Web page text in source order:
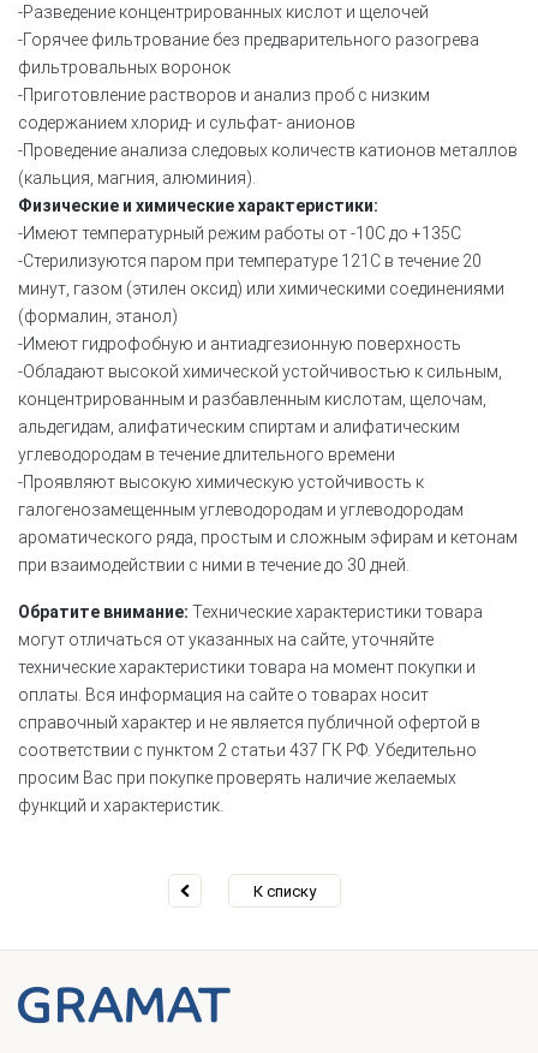
-Разведение концентрированных кислот и щелочей
-Горячее фильтрование без предварительного разогрева
фильтровальных воронок
-Приготовление растворов и анализ проб с низким
содержанием хлорид- и сульфат- анионов
-Проведение анализа следовых количеств катионов металлов
(кальция, магния, алюминия).
Физические и химические характеристики:
-Имеют температурный режим работы от -10С до +135С
-Стерилизуются паром при температуре 121С в течение 20
минут, газом (этилен оксид) или химическими соединениями
(формалин, этанол)
-Имеют гидрофобную и антиадгезионную поверхность
-Обладают высокой химической устойчивостью к сильным,
концентрированным и разбавленным кислотам, щелочам,
альдегидам, алифатическим спиртам и алифатическим
углеводородам в течение длительного времени
-Проявляют высокую химическую устойчивость к
галогенозамещенным углеводородам и углеводородам
ароматического ряда, простым и сложным эфирам и кетонам
при взаимодействии с ними в течение до 30 дней.
Обратите внимание: Технические характеристики товара
могут отличаться от указанных на сайте, уточняйте
технические характеристики товара на момент покупки и
оплаты. Вся информация на сайте о товарах носит
справочный характер и не является публичной офертой в
соответствии с пунктом 2 статьи 437 ГК РФ. Убедительно
просим Вас при покупке проверять наличие желаемых
функций и характеристик.
К списку